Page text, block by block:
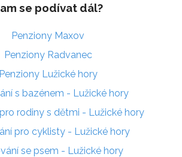
se podívat dál?
Penziony Maxov
Penziony Radvanec
Penziony Lužické hory
s bazénem - Lužické hory
rodiny s dětmi - Lužické hory
pro cyklisty - Lužické hory
se psem - Lužické hory